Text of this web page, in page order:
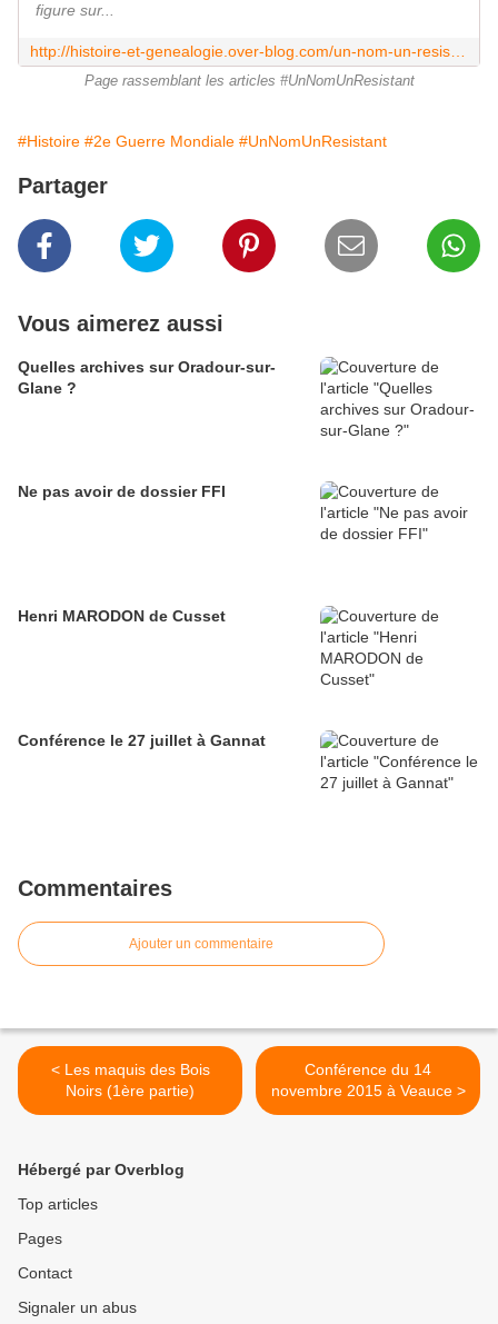
figure sur...
Page rassemblant les articles #UnNomUnResistant
#Histoire #2e Guerre Mondiale #UnNomUnResistant
Partager
Vous aimerez aussi
Quelles archives sur Oradour-sur-
Glane ?
Ne pas avoir de dossier FFI
Henri MARODON de Cusset
Conférence le 27 juillet à Gannat
Commentaires
Ajouter un commentaire
< Les maquis des Bois
Noirs (1ère partie)
Conférence du 14
novembre 2015 à Veauce >
Hébergé par Overblog
Top articles
Pages
Contact
Signaler un abus